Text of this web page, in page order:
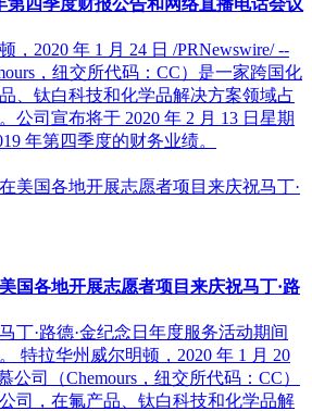
，2020 年 1 月 24 日 /PRNewswire/ --
，纽交所代码：CC）是一家跨国化
、钛白科技和化学品解决方案领域占
公司宣布将于 2020 年 2 月 13 日星期
年第四季度的财务业绩。
国各地开展志愿者项目来庆祝马丁·路
丁·路德·金纪念日年度服务活动期间
特拉华州威尔明顿，2020 年 1 月 20
公司（Chemours，纽交所代码：CC）
司，在氟产品、钛白科技和化学品解